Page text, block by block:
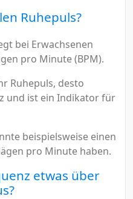
Ruhepuls?
bei Erwachsenen
pro Minute (BPM).
Ruhepuls, desto
und ist ein Indikator für
beispielsweise einen
pro Minute haben.
etwas über